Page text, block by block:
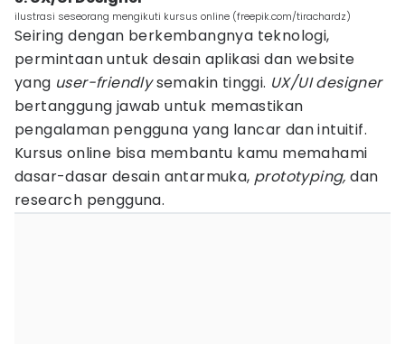
ilustrasi seseorang mengikuti kursus online (freepik.com/tirachardz)
Seiring dengan berkembangnya teknologi,
permintaan untuk desain aplikasi dan website
yang user-friendlysemakin tinggi. UX/UI designer
bertanggung jawab untuk memastikan
pengalaman pengguna yang lancar dan intuitif.
Kursus online bisa membantu kamu memahami
dasar-dasar desain antarmuka, prototyping, dan
research pengguna.